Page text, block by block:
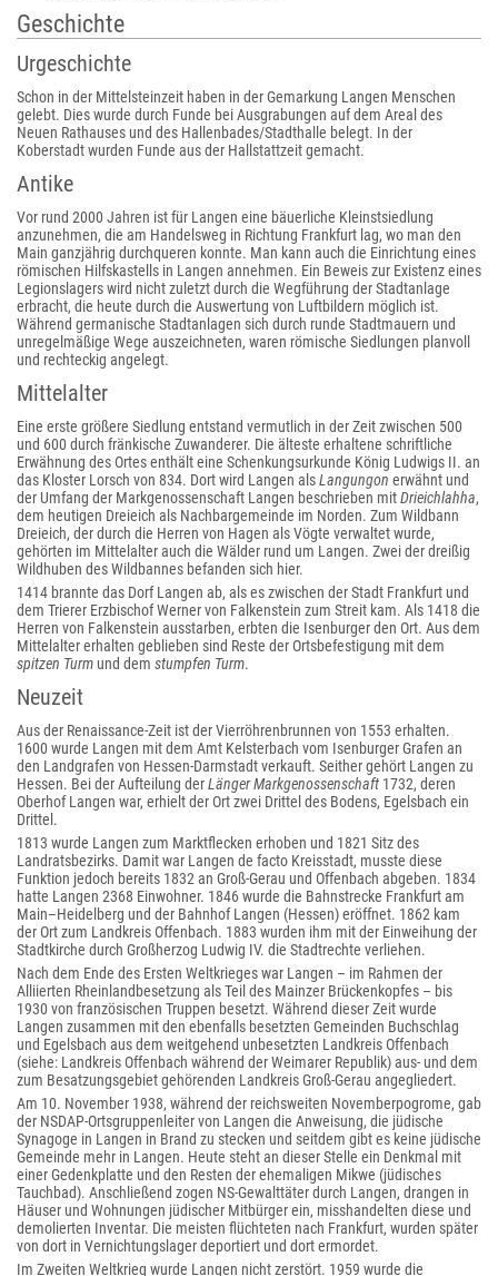
Geschichte
Urgeschichte
Schon in der Mittelsteinzeit haben in der Gemarkung Langen Menschen
gelebt. Dies wurde durch Funde bei Ausgrabungen auf dem Areal des
Neuen Rathauses und des Hallenbades/Stadthalle belegt. In der
Koberstadt wurden Funde aus der Hallstattzeit gemacht.
Antike
Vor rund 2000 Jahren ist für Langen eine bäuerliche Kleinstsiedlung
anzunehmen, die am Handelsweg in Richtung Frankfurt lag, wo man den
Main ganzjährig durchqueren konnte. Man kann auch die Einrichtung eines
römischen Hilfskastells in Langen annehmen. Ein Beweis zur Existenz eines
Legionslagers wird nicht zuletzt durch die Wegführung der Stadtanlage
erbracht, die heute durch die Auswertung von Luftbildern möglich ist.
Während germanische Stadtanlagen sich durch runde Stadtmauern und
unregelmäßige Wege auszeichneten, waren römische Siedlungen planvoll
und rechteckig angelegt.
Mittelalter
Eine erste größere Siedlung entstand vermutlich in der Zeit zwischen 500
und 600 durch fränkische Zuwanderer. Die älteste erhaltene schriftliche
Erwähnung des Ortes enthält eine Schenkungsurkunde König Ludwigs II. an
das Kloster Lorsch von 834. Dort wird Langen alsLangungon erwähnt und
der Umfang der Markgenossenschaft Langen beschrieben mitDrieichlahha,
dem heutigen Dreieich als Nachbargemeinde im Norden. Zum Wildbann
Dreieich, der durch die Herren von Hagen als Vögte verwaltet wurde,
gehörten im Mittelalter auch die Wälder rund um Langen. Zwei der dreißig
Wildhuben des Wildbannes befanden sich hier.
1414 brannte das Dorf Langen ab, als es zwischen der Stadt Frankfurt und
dem Trierer Erzbischof Werner von Falkenstein zum Streit kam. Als 1418 die
Herren von Falkenstein ausstarben, erbten die Isenburger den Ort. Aus dem
Mittelalter erhalten geblieben sind Reste der Ortsbefestigung mit dem
spitzen Turm und dem stumpfen Turm.
Neuzeit
Aus der Renaissance-Zeit ist der Vierröhrenbrunnen von 1553 erhalten.
1600 wurde Langen mit dem Amt Kelsterbach vom Isenburger Grafen an
den Landgrafen von Hessen-Darmstadt verkauft. Seither gehört Langen zu
Hessen. Bei der Aufteilung derLänger Markgenossenschaft 1732, deren
Oberhof Langen war, erhielt der Ort zwei Drittel des Bodens, Egelsbach ein
Drittel.
1813 wurde Langen zum Marktflecken erhoben und 1821 Sitz des
Landratsbezirks. Damit war Langen de facto Kreisstadt, musste diese
Funktion jedoch bereits 1832 an Groß-Gerau und Offenbach abgeben. 1834
hatte Langen 2368 Einwohner. 1846 wurde die Bahnstrecke Frankfurt am
Main–Heidelberg und der Bahnhof Langen (Hessen) eröffnet. 1862 kam
der Ort zum Landkreis Offenbach. 1883 wurden ihm mit der Einweihung der
Stadtkirche durch Großherzog Ludwig IV. die Stadtrechte verliehen.
Nach dem Ende des Ersten Weltkrieges war Langen – im Rahmen der
Alliierten Rheinlandbesetzung als Teil des Mainzer Brückenkopfes – bis
1930 von französischen Truppen besetzt. Während dieser Zeit wurde
Langen zusammen mit den ebenfalls besetzten Gemeinden Buchschlag
und Egelsbach aus dem weitgehend unbesetzten Landkreis Offenbach
(siehe: Landkreis Offenbach während der Weimarer Republik) aus- und dem
zum Besatzungsgebiet gehörenden Landkreis Groß-Gerau angegliedert.
Am 10. November 1938, während der reichsweiten Novemberpogrome, gab
der NSDAP-Ortsgruppenleiter von Langen die Anweisung, die jüdische
Synagoge in Langen in Brand zu stecken und seitdem gibt es keine jüdische
Gemeinde mehr in Langen. Heute steht an dieser Stelle ein Denkmal mit
einer Gedenkplatte und den Resten der ehemaligen Mikwe (jüdisches
Tauchbad). Anschließend zogen NS-Gewalttäter durch Langen, drangen in
Häuser und Wohnungen jüdischer Mitbürger ein, misshandelten diese und
demolierten Inventar. Die meisten flüchteten nach Frankfurt, wurden später
von dort in Vernichtungslager deportiert und dort ermordet.
Im Zweiten Weltkrieg wurde Langen nicht zerstört. 1959 wurde die